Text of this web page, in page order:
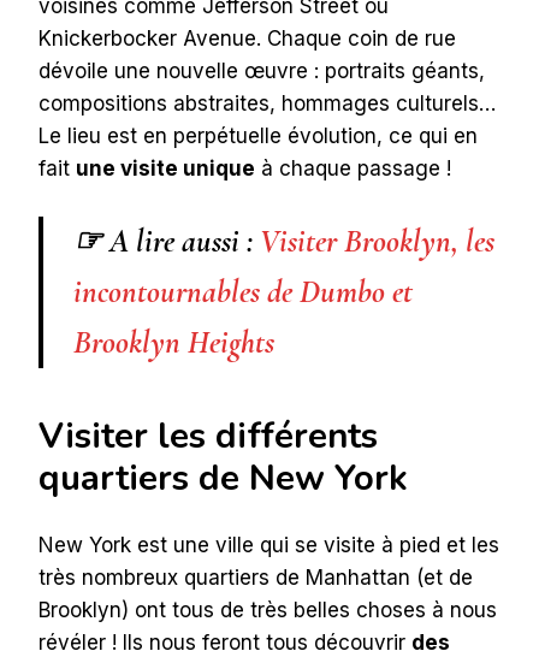
voisines comme Jefferson Street ou
Knickerbocker Avenue. Chaque coin de rue
dévoile une nouvelle œuvre : portraits géants,
compositions abstraites, hommages culturels…
Le lieu est en perpétuelle évolution, ce qui en
fait une visite unique à chaque passage !
☞ A lire aussi : Visiter Brooklyn, les
incontournables de Dumbo et
Brooklyn Heights
Visiter les différents
quartiers de New York
New York est une ville qui se visite à pied et les
très nombreux quartiers de Manhattan (et de
Brooklyn) ont tous de très belles choses à nous
révéler ! Ils nous feront tous découvrir des